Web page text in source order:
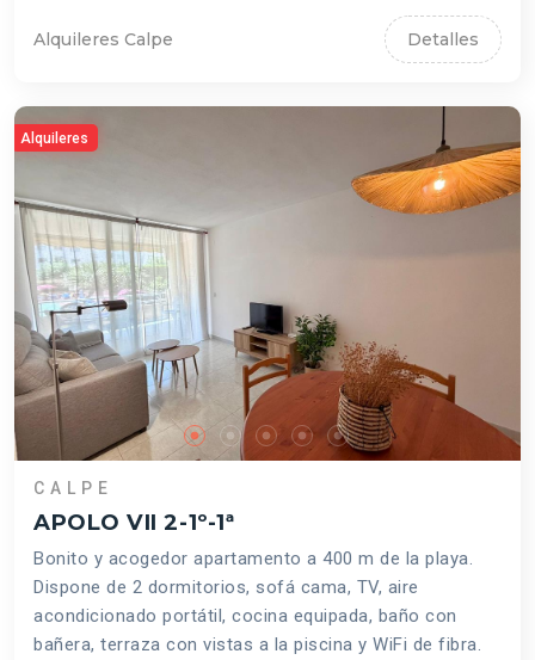
Alquileres Calpe Detalles
Alquileres
CALPE
APOLO VII 2-1º-1ª
Bonito y acogedor apartamento a 400 m de la playa.
Dispone de 2 dormitorios, sofá cama, TV, aire
acondicionado portátil, cocina equipada, baño con
bañera, terraza con vistas a la piscina y WiFi de fibra.